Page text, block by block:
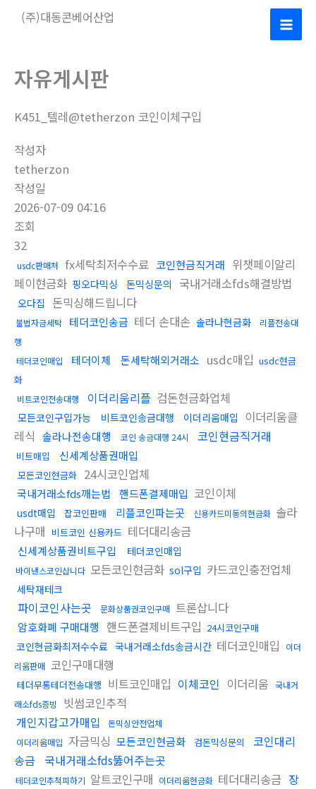
(주)대동콘베어산업
Main
자유게시판
K451_텔레@tetherzon 코인이체구입
작성자
tetherzon
작성일
2026-07-09 04:16
조회
32
usdc판매처 fx세탁최저수수료 코인현금직거래 위챗페이알리
페이현금화 핑오다믹싱 돈믹싱문의 국내거래소fds해결방법
오다집 돈믹싱해드립니다
불법자금세탁 테더코인송금 테더 손대손 솔라나현금화
리플전송대
행
테더코인매입
테더이체 돈세탁해외거래소 usdc매입 usdc현금
화
비트코인전송대행 이더리움리플 검돈현금화업체
모든코인구입가능 비트코인송금대행 이더리움매입
이더리움클
레식 솔라나전송대행 코인 송금대행 24시 코인현금직거래
비트매입 신세계상품권매입
모든코인현금화 24시코인업체
국내거래소fds깨는법 핸드폰결제매입 코인이체
usdt매입 잡코인판매 리플코인파는곳 신용카드미동의현금화 솔라
나구매 비트코인 신용카드 테더대리송금
신세계상품권비트구입 테더코인매입
바이낸스코인삽니다 모든코인현금화 sol구입 카드코인충전업체
세탁재테크
파이코인사는곳 문화상품권코인구매 트론삽니다
암호화폐 구매대행 핸드폰결제비트구입 24시코인구매
코인현금화최저수수료 국내거래소fds송금시간 테더코인매입
이더
리움판매 코인구매대행
테더무통테더전송대행 비트코인매입 이체코인 이더리움 국내거
래소fds증빙
빗썸코인추적
개인지갑고가매입
돈믹싱안전업체
이더리움매입 자금믹싱 모든코인현금화 검돈믹싱문의
코인대리
송금
국내거래소fds뚫어주는곳
테더코인추척피하기 알트코인구매 이더리움현금화 테더대리송금 장